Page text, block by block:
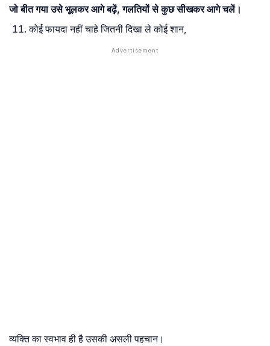
जो बीत गया उसे भूलकर आगे बढ़ें, गलतियों से कुछ सीखकर आगे चलें।
कोई फायदा नहीं चाहे जितनी दिखा ले कोई शान,
व्यक्ति का स्वभाव ही है उसकी असली पहचान।